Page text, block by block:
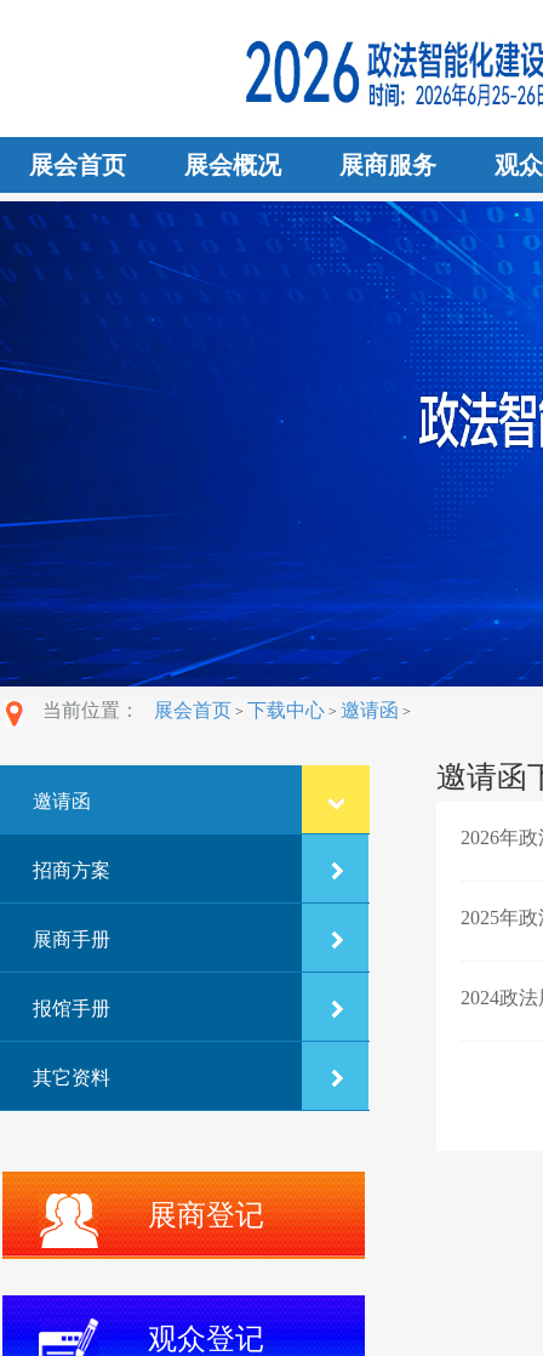
展会首页 展会概况 展商服务 观
当前位置： 展会首页 > 下载中心 > 邀请函 >
邀请函
招商方案
展商手册
报馆手册
其它资料
展商登记
观众登记
邀请函
2026年
2025年
2024政